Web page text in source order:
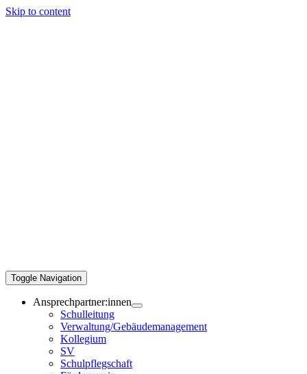
Skip to content
Toggle Navigation
Ansprechpartner:innen
Schulleitung
Verwaltung/Gebäudemanagement
Kollegium
SV
Schulpflegschaft